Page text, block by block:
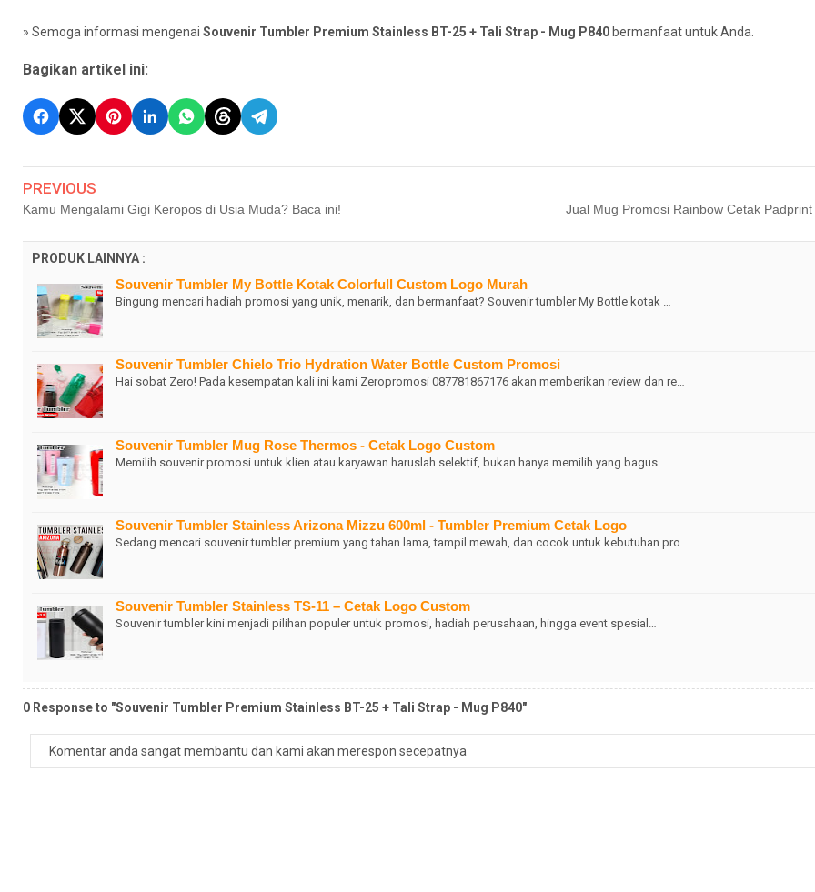
» Semoga informasi mengenai Souvenir Tumbler Premium Stainless BT-25 + Tali Strap - Mug P840bermanfaat untuk Anda.
Bagikan artikel ini:
PREVIOUS
Kamu Mengalami Gigi Keropos di Usia Muda? Baca ini! Jual Mug Promosi Rainbow Cetak
PRODUK LAINNYA :
Souvenir Tumbler My Bottle Kotak Colorfull Custom Logo Murah
Bingung mencari hadiah promosi yang unik, menarik, dan bermanfaat? Souvenir tumbler My Bottle kotak …
Souvenir Tumbler Chielo Trio Hydration Water Bottle Custom Promosi
Hai sobat Zero! Pada kesempatan kali ini kami Zeropromosi 087781867176 akan memberikan review dan re…
Souvenir Tumbler Mug Rose Thermos - Cetak Logo Custom
Memilih souvenir promosi untuk klien atau karyawan haruslah selektif, bukan hanya memilih yang bagus…
Souvenir Tumbler Stainless Arizona Mizzu 600ml - Tumbler Premium Cetak Logo
Sedang mencari souvenir tumbler premium yang tahan lama, tampil mewah, dan cocok untuk kebutuhan pro…
Souvenir Tumbler Stainless TS-11 – Cetak Logo Custom
Souvenir tumbler kini menjadi pilihan populer untuk promosi, hadiah perusahaan, hingga event spesial…
0 Response to "Souvenir Tumbler Premium Stainless BT-25 + Tali Strap - Mug P840"
Komentar anda sangat membantu dan kami akan merespon secepatnya